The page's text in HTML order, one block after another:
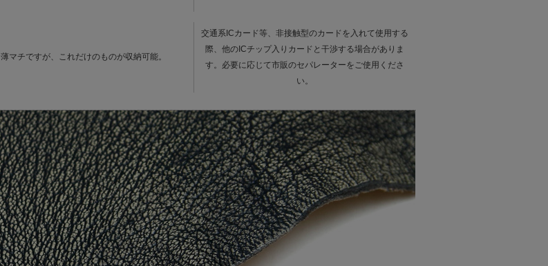
薄マチですが、これだけのものが収納可能。
交通系ICカード等、非接触型のカードを入れて使用する
際、他のICチップ入りカードと干渉する場合がありま
す。必要に応じて市販のセパレーターをご使用くださ
い。